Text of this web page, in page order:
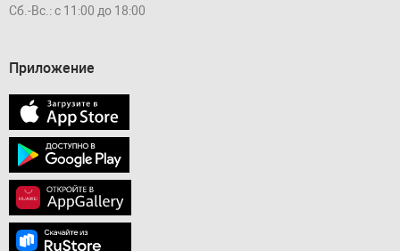
Сб.-Вс.: с 11:00 до 18:00
Приложение